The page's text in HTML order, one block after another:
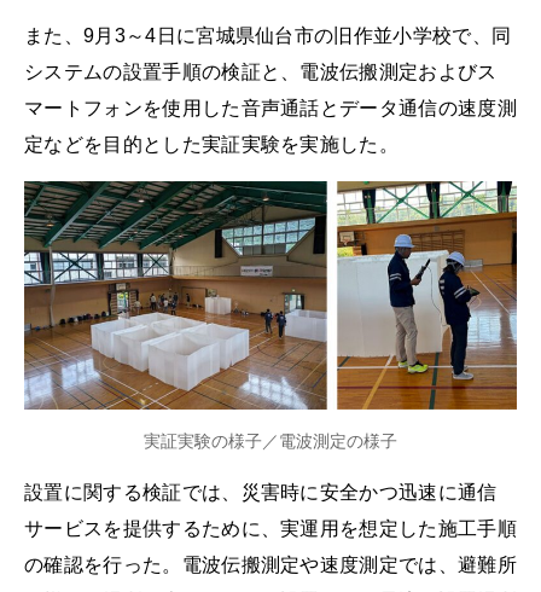
また、9月3～4日に宮城県仙台市の旧作並小学校で、同
システムの設置手順の検証と、電波伝搬測定およびス
マートフォンを使用した音声通話とデータ通信の速度測
定などを目的とした実証実験を実施した。
実証実験の様子／電波測定の様子
設置に関する検証では、災害時に安全かつ迅速に通信
サービスを提供するために、実運用を想定した施工手順
の確認を行った。電波伝搬測定や速度測定では、避難所